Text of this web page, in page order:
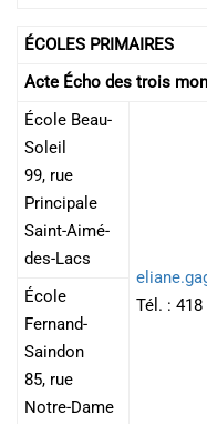
ÉCOLES PRIMAIRES
Acte Écho des trois
École Beau-
Soleil
99, rue
Principale
Saint-Aimé-
des-Lacs
Tél. :
École
Fernand-
Saindon
85, rue
Notre-Dame